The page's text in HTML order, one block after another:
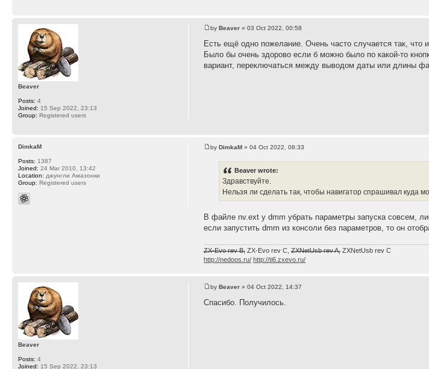
byBeaver » 03 Oct 2022, 00:58
Есть ещё одно пожелание. Очень часто случается так,
Было бы очень здорово если б можно было по какой-то
вариант, переключаться между выводом даты или длины
Beaver
Posts: 4
Joined: 15 Sep 2022, 23:13
Group: Registered users
byDimkaM » 04 Oct 2022, 08:33
Beaver wrote:
Здравствуйте.
Нельзя ли сделать так, чтобы навигатор спрашивал куда
В файле nv.ext у dmm убрать параметры запуска совсем,
если запустить dmm из консоли без параметров, то он
ZX-Evo rev B,ZX-Evo rev C,ZXNetUsb rev A,ZXNetUsb rev С
http://nedoos.ru/ http://ti6.zxevo.ru/
DimkaM
Posts: 1387
Joined: 24 Mar 2010, 13:42
Location: джунгли Амазонки
Group: Registered users
byBeaver » 04 Oct 2022, 14:37
Спасибо. Получилось.
Beaver
Posts: 4
Joined: 15 Sep 2022, 23:13